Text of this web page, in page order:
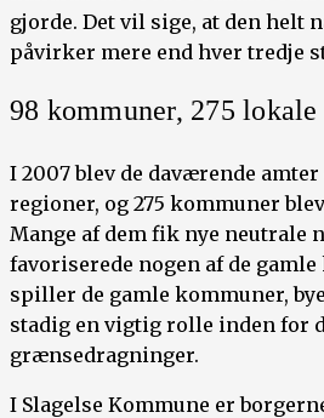
gjorde. Det vil sige, at den helt
påvirker mere end hver tredje
98 kommuner, 275
I 2007 blev de daværende
regioner, og 275 kommuner
Mange af dem fik nye neutrale
favoriserede nogen af de
spiller de gamle kommuner,
stadig en vigtig rolle inden for
grænsedragninger.
I Slagelse Kommune er